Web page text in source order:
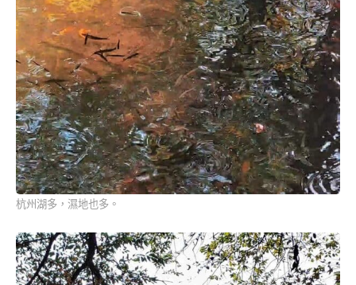
杭州湖多，濕地也多。